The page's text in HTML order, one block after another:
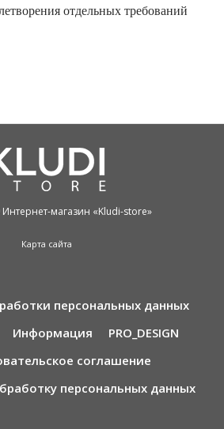
отдельных требований
магазин «Kludi-store»
Карта сайта
персональных данных
Информация
PRO_DESIGN
соглашение
персональных данных